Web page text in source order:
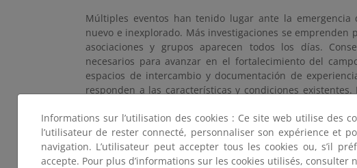
Múltiples eventos han tenido lugar ante la
nuevo e inexplorado. Más investigaciones se emprenden
asociaciones y grupos aparecen todos los días.
necesarios para avanzar en el fortalecimiento del
espacios de intercambio y documentación de
responden a las características y condiciones
un espacio editorial de divulgación de experiencias
propicie la generación de nuevas preguntas e
Si bien publicaciones educativas de distinto tipo han
lo han hecho de manera coyuntural y asistemática. Lo
Informations sur l’utilisation des cookies : Ce site web utilise des
l’utilisateur de rester connecté, personnaliser son expérience et
navigation. L’utilisateur peut accepter tous les cookies ou, s’il
accepte. Pour plus d’informations sur les cookies utilisés, consulter